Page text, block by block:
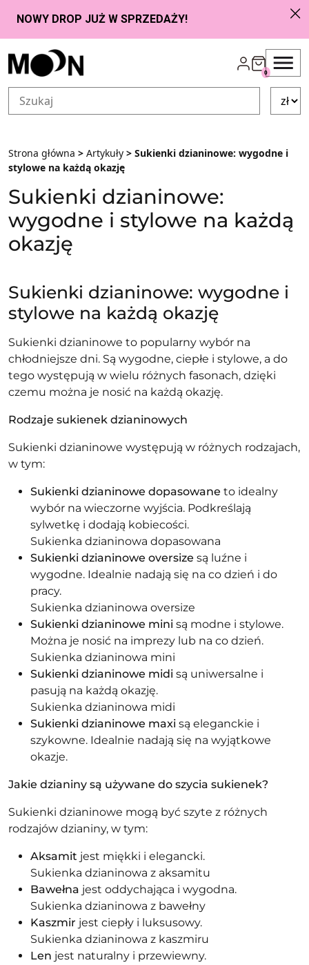
Przejdź do zawartości
0
Strona główna > Artykuły > Sukienki dzianinowe: wygodne i
stylowe na każdą okazję
Sukienki dzianinowe:
wygodne i stylowe na każdą
okazję
Sukienki dzianinowe: wygodne i
stylowe na każdą okazję
Sukienki dzianinowe to popularny wybór na
chłodniejsze dni. Są wygodne, ciepłe i stylowe, a do
tego występują w wielu różnych fasonach, dzięki
czemu można je nosić na każdą okazję.
Rodzaje sukienek dzianinowych
Sukienki dzianinowe występują w różnych rodzajach,
w tym:
Sukienki dzianinowe dopasowane to idealny
wybór na wieczorne wyjścia. Podkreślają
sylwetkę i dodają kobiecości.
Sukienka dzianinowa dopasowana
Sukienki dzianinowe oversize są luźne i
wygodne. Idealnie nadają się na co dzień i do
pracy.
Sukienka dzianinowa oversize
Sukienki dzianinowe mini są modne i stylowe.
Można je nosić na imprezy lub na co dzień.
Sukienka dzianinowa mini
Sukienki dzianinowe midi są uniwersalne i
pasują na każdą okazję.
Sukienka dzianinowa midi
Sukienki dzianinowe maxi są eleganckie i
szykowne. Idealnie nadają się na wyjątkowe
okazje.
Jakie dzianiny są używane do szycia sukienek?
Sukienki dzianinowe mogą być szyte z różnych
rodzajów dzianiny, w tym:
Aksamit jest miękki i elegancki.
Sukienka dzianinowa z aksamitu
Bawełna jest oddychająca i wygodna.
Sukienka dzianinowa z bawełny
Kaszmir jest ciepły i luksusowy.
Sukienka dzianinowa z kaszmiru
Len jest naturalny i przewiewny.